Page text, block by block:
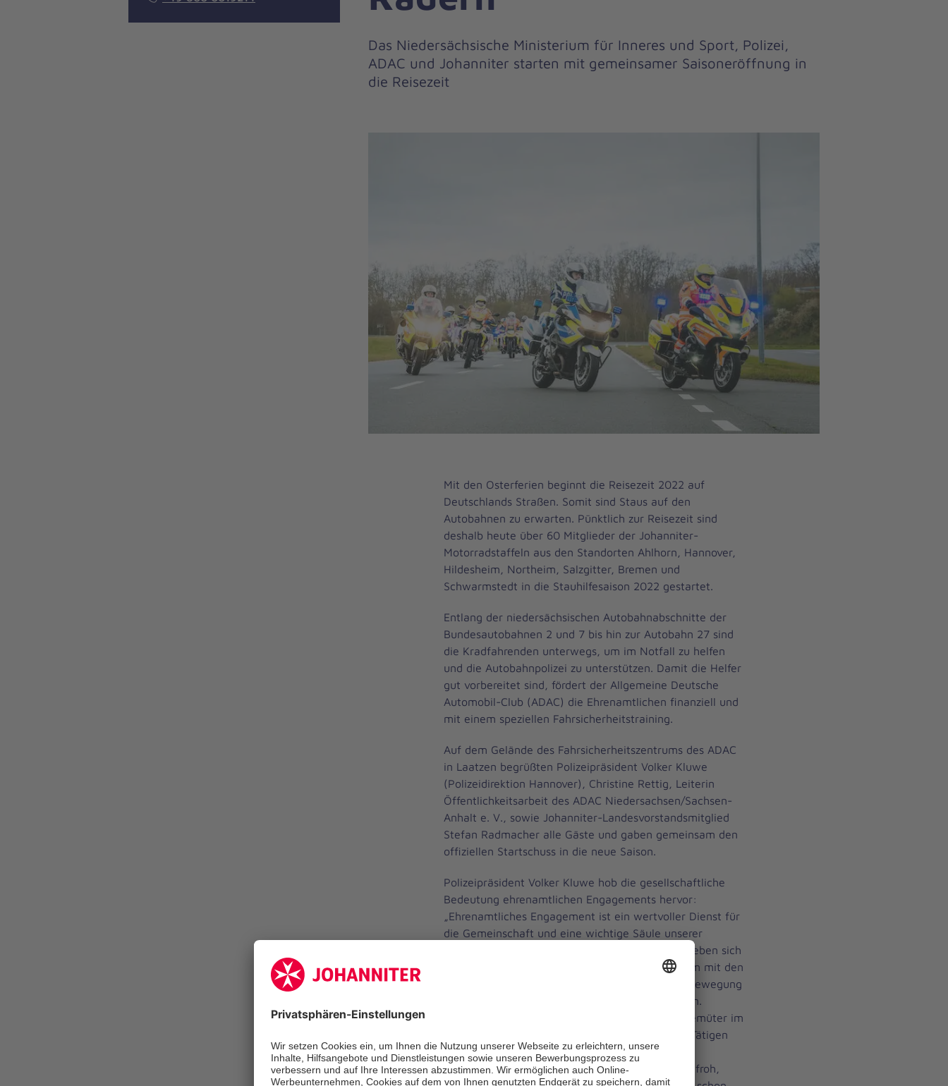
Das Niedersächsische Ministerium für Inneres und Sport, Polizei,
ADAC und Johanniter starten mit gemeinsamer Saisoneröffnung in
die Reisezeit
Mit den Osterferien beginnt die Reisezeit 2022 auf
Deutschlands Straßen. Somit sind Staus auf den
Autobahnen zu erwarten. Pünktlich zur Reisezeit sind
deshalb heute über 60 Mitglieder der Johanniter-
Motorradstaffeln aus den Standorten Ahlhorn, Hannover,
Hildesheim, Northeim, Salzgitter, Bremen und
Schwarmstedt in die Stauhilfesaison 2022 gestartet.
Entlang der niedersächsischen Autobahnabschnitte der
Bundesautobahnen 2 und 7 bis hin zur Autobahn 27 sind
die Kradfahrenden unterwegs, um im Notfall zu helfen
und die Autobahnpolizei zu unterstützen. Damit die Helfer
gut vorbereitet sind, fördert der Allgemeine Deutsche
Automobil-Club (ADAC) die Ehrenamtlichen finanziell und
mit einem speziellen Fahrsicherheitstraining.
Auf dem Gelände des Fahrsicherheitszentrums des ADAC
in Laatzen begrüßten Polizeipräsident Volker Kluwe
(Polizeidirektion Hannover), Christine Rettig, Leiterin
Öffentlichkeitsarbeit des ADAC Niedersachsen/Sachsen-
Anhalt e. V., sowie Johanniter-Landesvorstandsmitglied
Stefan Radmacher alle Gäste und gaben gemeinsam den
offiziellen Startschuss in die neue Saison.
Polizeipräsident Volker Kluwe hob die gesellschaftliche
Bedeutung ehrenamtlichen Engagements hervor:
„Ehrenamtliches Engagement ist ein wertvoller Dienst für
die Gemeinschaft und eine wichtige Säule unserer
Demokratie. Stauhelferinnen und Stauhelfer begeben sich
freiwillig in den Stau, um den Verkehr gemeinsam mit den
Einsatzkräften der Polizei wieder „geordnet“ in Bewegung
zu bringen und so weiteren Unfällen vorzubeugen.
Darüber hinaus kühlt ihr Einsatz auch erhitzte Gemüter im
wahrsten Sinne spürbar ab. Diese ehrenamtlich Tätigen
leisten einen entscheidenden Beitrag dafür, dass
möglichst alle sicher an ihr Ziel kommen. Ich bin froh,